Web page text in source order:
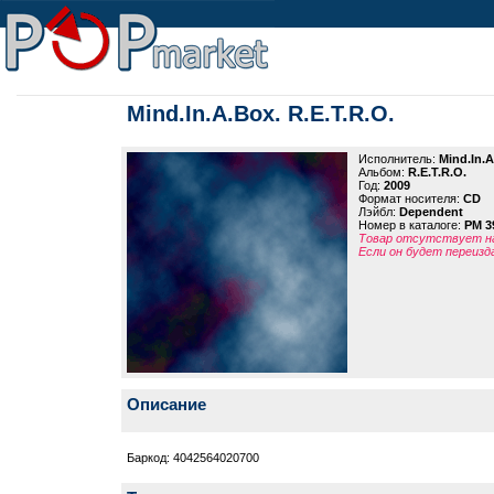
Mind.In.A.Box. R.E.T.R.O.
Исполнитель:
Альбом: R.E.T.R.O.
Год: 2009
Формат носителя: CD
Лэйбл: Dependent
Номер в каталоге: PM
Товар отсутствует
Если он будет
Описание
Баркод: 4042564020700